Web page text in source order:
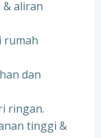
& aliran
rumah
dan
ringan.
tinggi &